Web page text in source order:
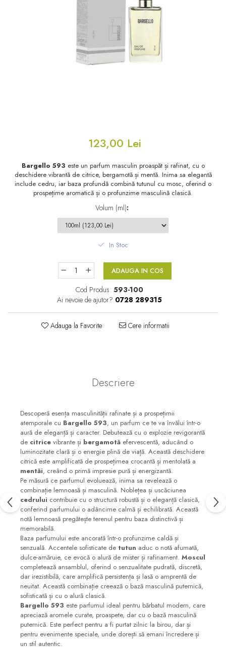
Floral - Lemnos - Mosc
Oriental-Fougere
Oriental-Lemnos
Floral-Fructat-Gurmand
Lemnos-Cypre
Oriental-Condimentat
Floral-Aldehidic
Floral-Lemnos
Aromatic-Fougere
Aromatic-Condimentat
Lemnos-Floral/Mosc
Lemnos-Cypre
Lemnos-Acvatic
Floral-Fructat
Aromatic-Verde
123,00 Lei
Bargello 593 este un parfum masculin proaspăt și rafinat, cu o
deschidere vibrantă de citrice, bergamotă și mentă. Inima sa elegantă
include cedru, iar baza profundă combină tutunul cu mosc, oferind o
prospețime aromatică și o profunzime masculină clasică.
Volum (ml):
In Stoc
ADAUGA IN COS
Cod Produs: 593-100
Ai nevoie de ajutor? 0728 289315
Adauga la Favorite Cere informatii
Descriere
Descoperă esența masculinității rafinate și a prospețimii
atemporale cu Bargello 593, un parfum ce te va învălui într-o
aură de eleganță și caracter. Debutează cu o explozie revigorantă
de citrice vibrante și bergamotă efervescentă, aducând o
luminozitate clară și o energie plină de viață. Această deschidere
citrică este amplificată de prospețimea crocantă și mentolată a
mentăi, creând o primă impresie pură și energizantă.
Pe măsură ce parfumul evoluează, inima sa revelează o
combinație lemnoasă și masculină. Noblețea și uscăciunea
cedrului contribuie cu o structură robustă și o eleganță clasică,
conferind parfumului o adâncime calmă și echilibrată. Această
notă lemnoasă pregătește terenul pentru baza distinctivă și
memorabilă.
Baza parfumului este ancorată într-o profunzime caldă și
senzuală. Accentele sofisticate de tutun aduc o notă afumată,
dulce-amăruie, ce evocă o alură de mister și rafinament. Moscul
completează ansamblul, oferind o senzualitate pudrată, discretă,
dar irezistibilă, care amplifică persistența și lasă o amprentă de
neuitat. Această combinație creează o bază masculină puternică,
sofisticată și cu o alură clasică.
Bargello 593 este parfumul ideal pentru bărbatul modern, care
apreciază aromele curate, proaspete, dar cu o bază masculină
puternică. Este perfect pentru a fi purtat zilnic la birou, dar și
pentru evenimente speciale, unde dorești să emani încredere și
un stil autentic.